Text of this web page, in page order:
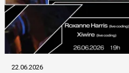
22.06.2026